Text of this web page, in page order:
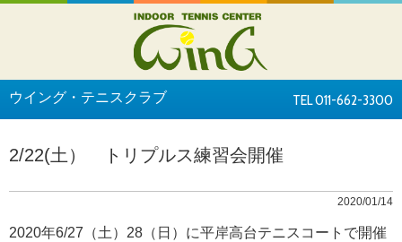
ウイング・テニスクラブ TEL 011-662-3300
2/22(土） トリプルス練習会開催
2020/01/14
2020年6/27（土）28（日）に平岸高台テニスコートで開催